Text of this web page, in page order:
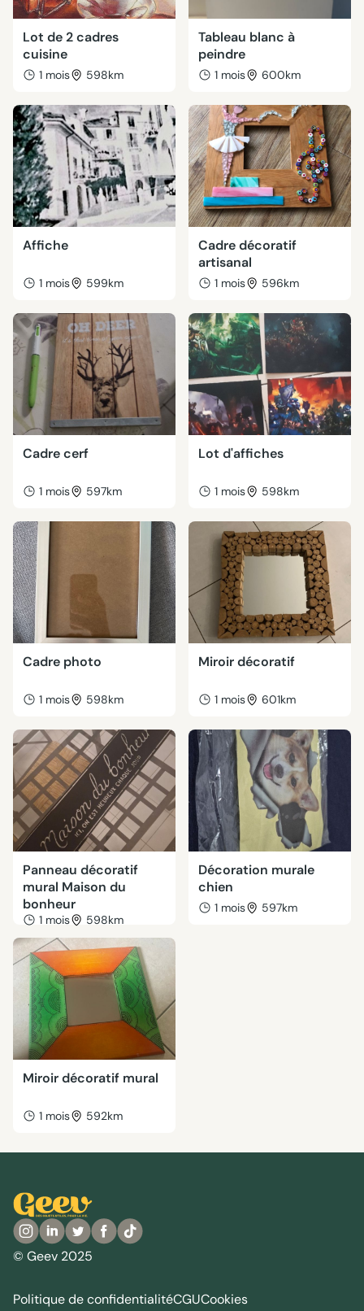
Lot de 2 cadres
cuisine
1 mois 598km
Tableau blanc à
peindre
1 mois 600km
Affiche
1 mois 599km
Cadre décoratif
artisanal
1 mois 596km
Cadre cerf
1 mois 597km
Lot d'affiches
1 mois 598km
Cadre photo
1 mois 598km
Miroir décoratif
1 mois 601km
Panneau décoratif
mural Maison du
bonheur
1 mois 598km
Décoration murale
chien
1 mois 597km
Miroir décoratif mural
1 mois 592km
© Geev 2025
Politique de confidentialitéCGUCookies